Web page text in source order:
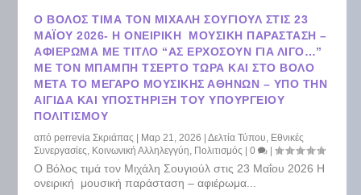
Ο ΒΌΛΟΣ ΤΙΜΆ ΤΟΝ ΜΙΧΆΛΗ ΣΟΥΓΙΟΎΛ ΣΤΙΣ 23
ΜΑΪ́ΟΥ 2026- Η ΟΝΕΙΡΙΚΉ ΜΟΥΣΙΚΉ ΠΑΡΆΣΤΑΣΗ –
ΑΦΙΈΡΩΜΑ ΜΕ ΤΊΤΛΟ “ΑΣ ΕΡΧΌΣΟΥΝ ΓΙΑ ΛΊΓΟ…”
ΜΕ ΤΟΝ ΜΠΆΜΠΗ ΤΣΈΡΤΟ TΏΡΑ ΚΑΙ ΣΤΟ ΒΌΛΟ
ΜΕΤΆ ΤΟ ΜΈΓΑΡΟ ΜΟΥΣΙΚΉΣ ΑΘΗΝΏΝ – ΥΠΌ ΤΗΝ
ΑΙΓΊΔΑ ΚΑΙ ΥΠΟΣΤΉΡΙΞΗ ΤΟΥ ΥΠΟΥΡΓΕΊΟΥ
ΠΟΛΙΤΙΣΜΟΎ
απόperrevia Σκριάπας Μαρ 21, 2026 |Δελτία Τύπου, Εθνικές
Συνεργασίες, Κοινωνική Αλληλεγγύη, Πολιτισμός |0 |
Ο Βόλος τιμά τον Μιχάλη Σουγιούλ στις 23 Μαΐου 2026 Η
ονειρική μουσική παράσταση – αφιέρωμα...